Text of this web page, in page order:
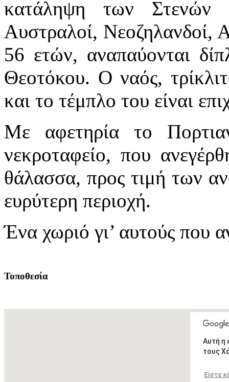
κατάληψη των Στενών
Αυστραλοί, Νεοζηλανδοί,
56 ετών, αναπαύονται
Θεοτόκου. Ο ναός,
και το τέμπλο του είναι
Με αφετηρία το
νεκροταφείο, που
θάλασσα, προς τιμή των
ευρύτερη περιοχή.
Ένα χωριό γι’ αυτούς που
Τοποθεσία
Αυτή η
τους
Είστε